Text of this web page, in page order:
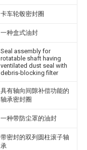
卡车轮毂密封圈
一种盒式油封
Seal assembly for
rotatable shaft having
ventilated dust seal with
debris-blocking filter
具有轴向间隙补偿功能的
轴承密封圈
一种带防尘罩的油封
带密封的双列圆柱滚子轴
承